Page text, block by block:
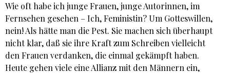
Wie oft habe ich junge Frauen, junge Autorinnen, im
Fernsehen gesehen – Ich, Feministin? Um Gotteswillen,
nein! Als hätte man die Pest. Sie machen sich überhaupt
nicht klar, daß sie ihre Kraft zum Schreiben vielleicht
den Frauen verdanken, die einmal gekämpft haben.
Heute gehen viele eine Allianz mit den Männern ein,